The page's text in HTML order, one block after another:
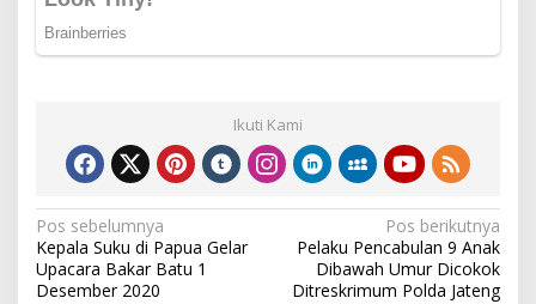
Ikuti Kami
Navigasi
pos
Pos sebelumnya
Kepala Suku di Papua Gelar
Upacara Bakar Batu 1
Desember 2020
Pos berikutnya
Pelaku Pencabulan 9 Anak
Dibawah Umur Dicokok
Ditreskrimum Polda Jateng